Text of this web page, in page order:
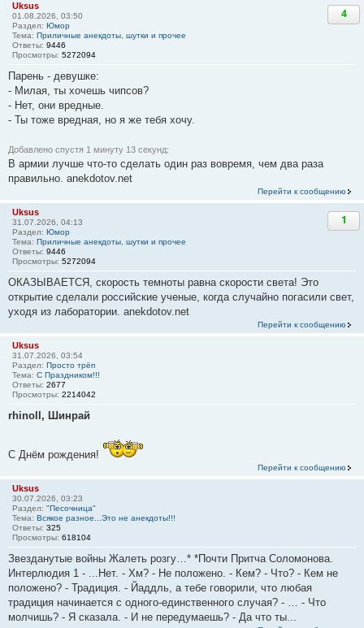
Uksus
01.08.2026, 03:50
Раздел: Юмор
Тема: Приличные анекдоты, шутки и прочее
Ответы: 9446
Просмотры: 5272094
4
Парень - девушке:
- Милая, ты хочешь чипсов?
- Нет, они вредные.
- Ты тоже вредная, но я же тебя хочу.
Добавлено спустя 1 минуту 13 секунд:
В армии лучше что-то сделать один раз вовремя, чем два раза
правильно. anekdotov.net
Перейти к сообщению
Uksus
31.07.2026, 04:13
Раздел: Юмор
Тема: Приличные анекдоты, шутки и прочее
Ответы: 9446
Просмотры: 5272094
1
ОКАЗЫВАЕТСЯ, скорость темноты равна скорости света! Это
открытие сделали российские ученые, когда случайно погасили свет,
уходя из лаборатории. anekdotov.net
Перейти к сообщению
Uksus
31.07.2026, 03:54
Раздел: Просто трёп
Тема: С Праздником!!!
Ответы: 2677
Просмотры: 2214042
rhinoll, Шинрай
С Днём рождения!
Перейти к сообщению
Uksus
30.07.2026, 03:23
Раздел: "Песочница"
Тема: Всякое разное...Это не анекдоты!!!
Ответы: 325
Просмотры: 618104
Звезданутые войны Жалеть розгу…* *Почти Притча Соломонова.
Интерлюдия 1 - ...Нет. - Хм? - Не положено. - Кем? - Что? - Кем не
положено? - Традиция. - Йаддль, а тебе говорили, что любая
традиция начинается с одного-единственного случая? - … - Что
молчишь? - Я сказала. - И не передумаешь? - Да что ты...